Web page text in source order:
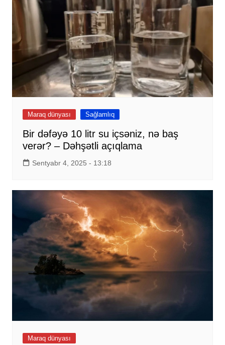
Maraq dünyası Sağlamlıq
Bir dəfəyə 10 litr su içsəniz, nə baş
verər? – Dəhşətli açıqlama
Sentyabr 4, 2025 - 13:18
Maraq dünyası